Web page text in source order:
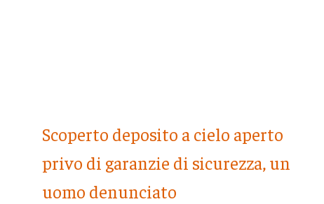
Scoperto deposito a cielo aperto
privo di garanzie di sicurezza, un
uomo denunciato